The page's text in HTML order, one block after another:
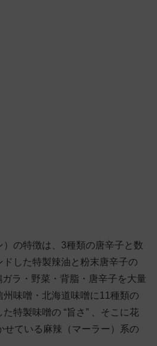
）の特徴は、3種類の唐辛子と数
した特製辣油と粉末唐辛子の
ガラ・野菜・背脂・唐辛子を大量
味噌・北海道味噌に11種類の
特製味噌の “旨さ” 、そこに花
せている麻辣（マーラー）系の